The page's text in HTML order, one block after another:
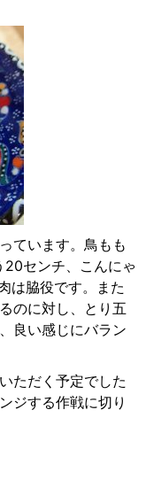
ています。鳥もも
20センチ、こんにゃ
は脇役です。また
のに対し、とり五
良い感じにバラン
ただく予定でした
ジする作戦に切り